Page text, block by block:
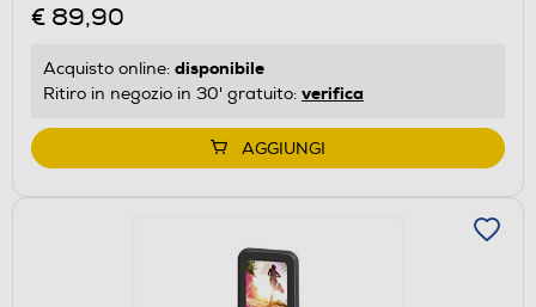
€ 89,90
Acquisto online: disponibile
Ritiro in negozio in 30' gratuito: verifica
AGGIUNGI